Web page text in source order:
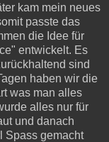
kam mein neues
passte das
die Idee für
entwickelt. Es
sind
haben wir die
was man alles
alles nur für
und danach
Spass gemacht